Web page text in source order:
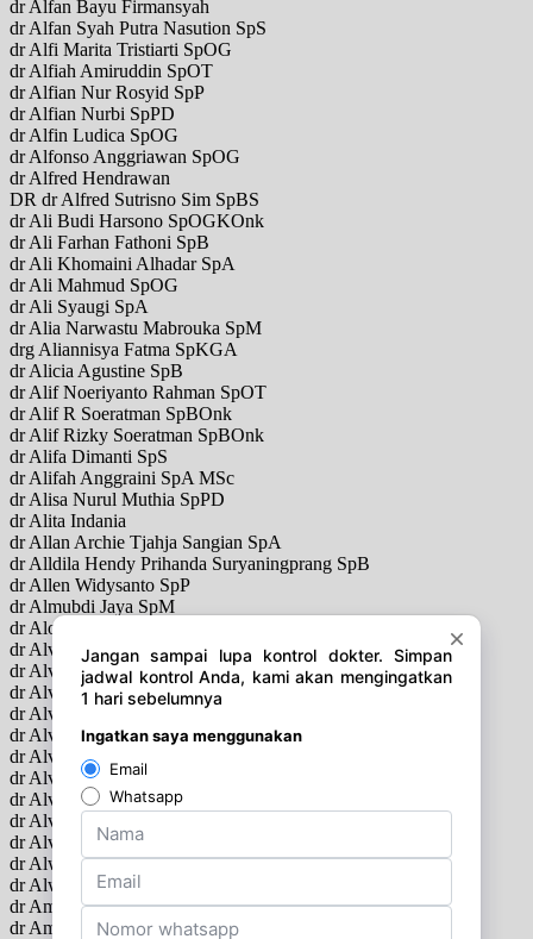
dr Alfan Bayu Firmansyah
dr Alfan Syah Putra Nasution SpS
dr Alfi Marita Tristiarti SpOG
dr Alfiah Amiruddin SpOT
dr Alfian Nur Rosyid SpP
dr Alfian Nurbi SpPD
dr Alfin Ludica SpOG
dr Alfonso Anggriawan SpOG
dr Alfred Hendrawan
DR dr Alfred Sutrisno Sim SpBS
dr Ali Budi Harsono SpOGKOnk
dr Ali Farhan Fathoni SpB
dr Ali Khomaini Alhadar SpA
dr Ali Mahmud SpOG
dr Ali Syaugi SpA
dr Alia Narwastu Mabrouka SpM
drg Aliannisya Fatma SpKGA
dr Alicia Agustine SpB
dr Alif Noeriyanto Rahman SpOT
dr Alif R Soeratman SpBOnk
dr Alif Rizky Soeratman SpBOnk
dr Alifa Dimanti SpS
dr Alifah Anggraini SpA MSc
dr Alisa Nurul Muthia SpPD
dr Alita Indania
dr Allan Archie Tjahja Sangian SpA
dr Alldila Hendy Prihanda Suryaningprang SpB
dr Allen Widysanto SpP
dr Almubdi Jaya SpM
dr Alogo Octavianus Karuban SpA
dr Alvi Aulia Rahma SpBS
dr Alvin Abrar Harahap SpBS
dr Alvin H Hardjawinata SpAk
dr Alvin Hadisaputra SpS
dr Alvin Oktomy Putra
dr Alvin Reinaldo SpTHT
dr Alvin Setiawan SpOG
dr Alvina SpPK
dr Alvina Mpsi Psikologi
dr Alvira Rozalina SpPD
dr Alwi Shahab SpPDKEMD
dr Alwidya Rosyid Akhmad Permana SpPD
dr Am Astrid Budiman SpPD
dr Amalia Budhi Hapsari SpM